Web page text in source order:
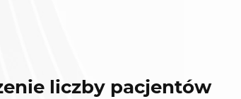
liczby pacjentów